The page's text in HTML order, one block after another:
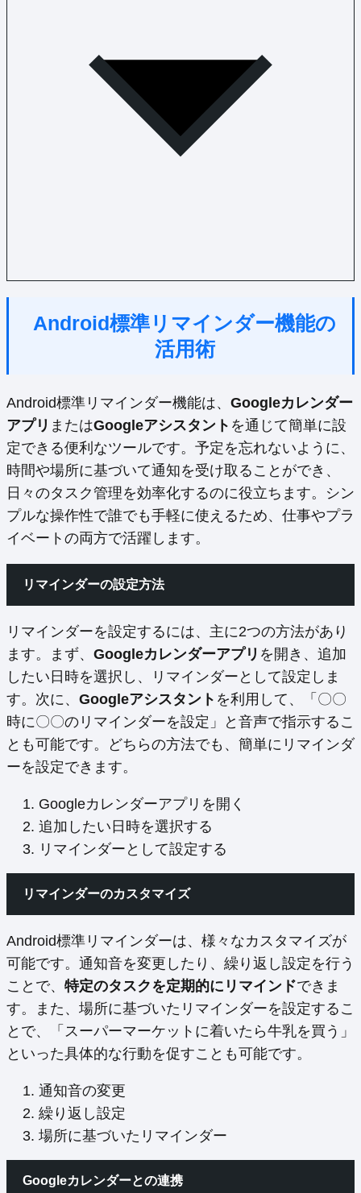
Android標準リマインダー機能の
活用術
Android標準リマインダー機能は、 Googleカレンダー
アプリ またはGoogleアシスタント を通じて簡単に設
定できる便利なツールです。予定を忘れないように、
時間や場所に基づいて通知を受け取ることができ、
日々のタスク管理を効率化するのに役立ちます。シン
プルな操作性で誰でも手軽に使えるため、仕事やプラ
イベートの両方で活躍します。
リマインダーの設定方法
リマインダーを設定するには、主に2つの方法があり
ます。まず、 Googleカレンダーアプリ を開き、追加
したい日時を選択し、リマインダーとして設定しま
す。次に、 Googleアシスタント を利用して、「〇〇
時に〇〇のリマインダーを設定」と音声で指示するこ
とも可能です。どちらの方法でも、簡単にリマインダ
ーを設定できます。
Googleカレンダーアプリを開く
追加したい日時を選択する
リマインダーとして設定する
リマインダーのカスタマイズ
Android標準リマインダーは、様々なカスタマイズが
可能です。通知音を変更したり、繰り返し設定を行う
ことで、 特定のタスクを定期的にリマインドできま
す。また、場所に基づいたリマインダーを設定するこ
とで、「スーパーマーケットに着いたら牛乳を買う」
といった具体的な行動を促すことも可能です。
通知音の変更
繰り返し設定
場所に基づいたリマインダー
Googleカレンダーとの連携